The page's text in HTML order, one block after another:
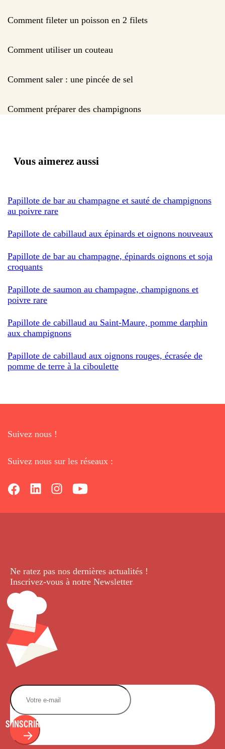
Comment fileter un poisson en 2 filets
Comment utiliser un couteau
Comment saler : une pincée de sel
Comment préparer des champignons
Vous aimerez aussi
Papillote de bar au champagne et sauté de champignons
au poivre rare
Papillote de cabillaud aux épinards et oignons nouveaux
Papillote de bar au champagne, épinards oignons et soja
croquants
Papillote de saumon au champagne, champignons et
poivre rare
Papillote de cabillaud au Saint-Maure, pomme darphin
aux champignons
Papillote de cabillaud aux oignons rouges, écrasée de
pomme de terre à la ciboulette
Suivez nous !
Suivez nous sur les réseaux :
Ne ratez pas nos dernières actualités !
Inscrivez-vous à notre Newsletter.
S'INSCRIRE